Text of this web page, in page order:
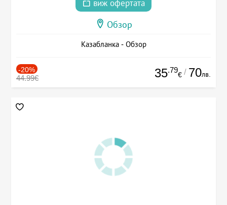
виж офертата
Обзор
Казабланка - Обзор
-20%
44.99€ 35.79
€ / 70лв.